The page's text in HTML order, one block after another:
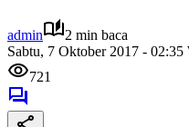
admin
2 min baca
Sabtu, 7 Oktober 2017 - 02:35
721